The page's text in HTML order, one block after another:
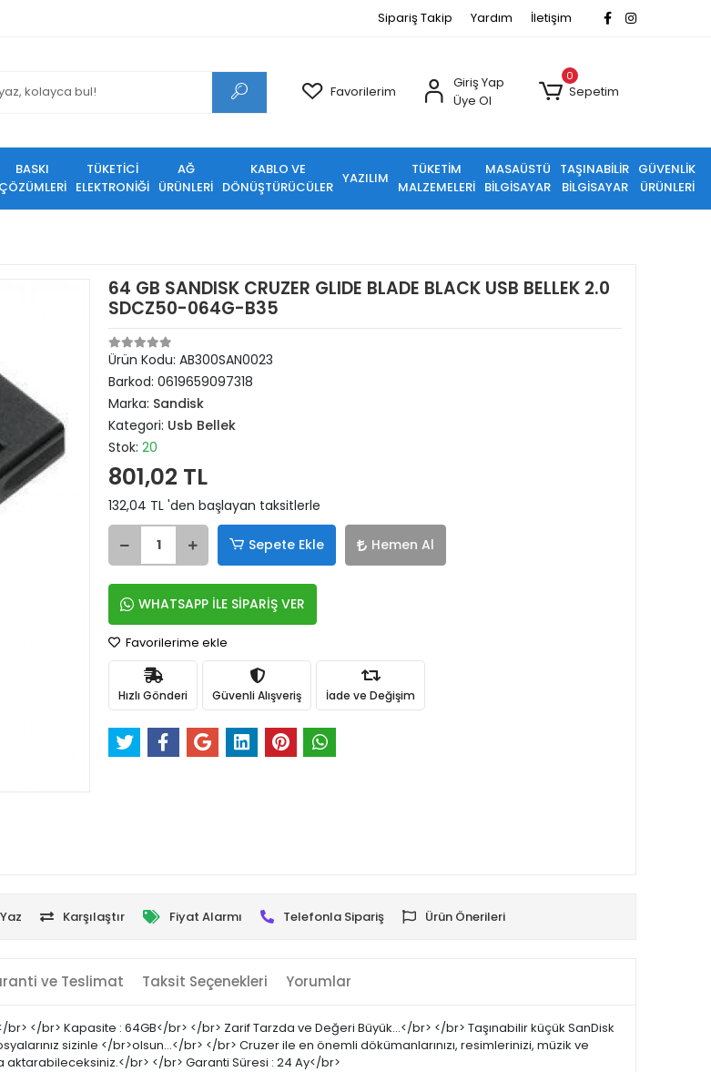
Sipariş Takip Yardım İletişim
Favorilerim
Giriş Yap
Üye Ol
0
Sepetim
BASKI
ÇÖZÜMLERİ
TÜKETİCİ
ELEKTRONİĞİ
AĞ
ÜRÜNLERİ
KABLO VE
DÖNÜŞTÜRÜCÜLER
YAZILIM
TÜKETİM
MALZEMELERİ
MASAÜSTÜ
BİLGİSAYAR
TAŞINABİLİR
BİLGİSAYAR
GÜVENLİK
ÜRÜNLERİ
64 GB SANDISK CRUZER GLIDE BLADE BLACK USB BELLEK 2.0
SDCZ50-064G-B35
Ürün Kodu: AB300SAN0023
Barkod: 0619659097318
Marka: Sandisk
Kategori: Usb Bellek
Stok: 20
801,02 TL
132,04 TL 'den başlayan taksitlerle
Sepete Ekle Hemen Al
WHATSAPP İLE SİPARİŞ VER
Favorilerime ekle
Hızlı Gönderi Güvenli Alışveriş İade ve Değişim
Karşılaştır Fiyat Alarmı Telefonla Sipariş Ürün Önerileri
ve Teslimat Taksit Seçenekleri Yorumlar
</br> Kapasite : 64GB</br> </br> Zarif Tarzda ve Değeri Büyük...</br> </br> Taşınabilir küçük SanDisk
sizinle </br>olsun...</br> </br> Cruzer ile en önemli dökümanlarınızı, resimlerinizi, müzik ve
br> </br> Garanti Süresi : 24 Ay</br>